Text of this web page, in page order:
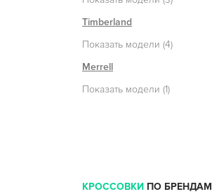
Timberland
Показать модели (4)
Merrell
Показать модели (1)
КРОССОВКИ ПО БРЕНДАМ